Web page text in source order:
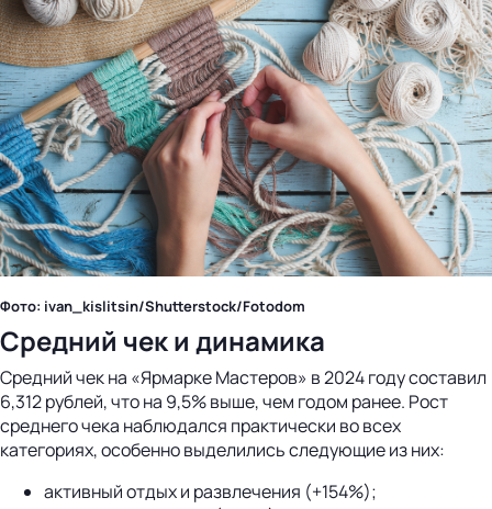
Фото: ivan_kislitsin/Shutterstock/Fotodom
Средний чек и динамика
Средний чек на «Ярмарке Мастеров» в 2024 году составил
6,312 рублей, что на 9,5% выше, чем годом ранее. Рост
среднего чека наблюдался практически во всех
категориях, особенно выделились следующие из них:
активный отдых и развлечения (+154%);